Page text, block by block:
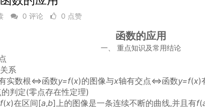
0 评论 0 点赞
函数的应用
一、 重点知识及常用结论
系
实数根⇔函数y=f(x)的图像与x轴有交点⇔函数y=f(x)
判定(零点存在性定理)
(x)在区间[a,b]上的图像是一条连续不断的曲线,并且有f(